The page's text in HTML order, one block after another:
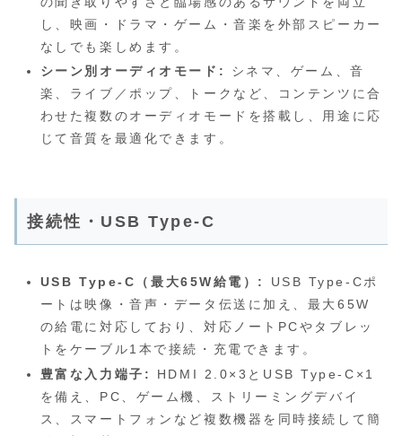
し、映画・ドラマ・ゲーム・音楽を外部スピーカー
なしでも楽しめます。
シーン別オーディオモード:
シネマ、ゲーム、音
楽、ライブ／ポップ、トークなど、コンテンツに合
わせた複数のオーディオモードを搭載し、用途に応
じて音質を最適化できます。
接続性・USB Type-C
USB Type-C（最大65W給電）:
USB Type-Cポ
ートは映像・音声・データ伝送に加え、最大65W
の給電に対応しており、対応ノートPCやタブレッ
トをケーブル1本で接続・充電できます。
豊富な入力端子:
HDMI 2.0×3とUSB Type-C×1
を備え、PC、ゲーム機、ストリーミングデバイ
ス、スマートフォンなど複数機器を同時接続して簡